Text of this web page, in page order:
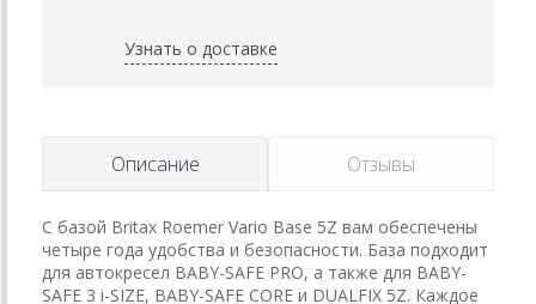
Узнать о доставке
Описание Отзывы
С базой Britax Roemer Vario Base 5Z вам обеспечены
четыре года удобства и безопасности. База подходит
для автокресел BABY-SAFE PRO, а также для BABY-
SAFE 3 i-SIZE, BABY-SAFE CORE и DUALFIX 5Z. Каждое